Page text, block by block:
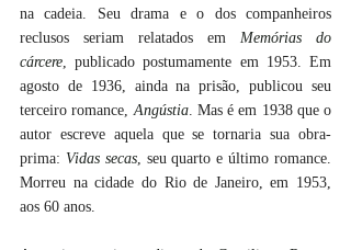
na cadeia. Seu drama e o dos companheiros
reclusos seriam relatados em Memórias do
cárcere, publicado postumamente em 1953. Em
agosto de 1936, ainda na prisão, publicou seu
terceiro romance, Angústia. Mas é em 1938 que o
autor escreve aquela que se tornaria sua obra-
prima: Vidas secas, seu quarto e último romance.
Morreu na cidade do Rio de Janeiro, em 1953,
aos 60 anos.